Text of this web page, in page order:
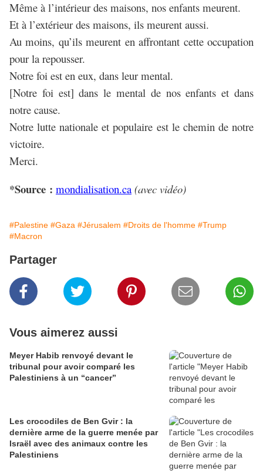
Même à l’intérieur des maisons, nos enfants meurent.
Et à l’extérieur des maisons, ils meurent aussi.
Au moins, qu’ils meurent en affrontant cette occupation
pour la repousser.
Notre foi est en eux, dans leur mental.
[Notre foi est] dans le mental de nos enfants et dans
notre cause.
Notre lutte nationale et populaire est le chemin de notre
victoire.
Merci.
*Source : mondialisation.ca (avec vidéo)
#Palestine #Gaza #Jérusalem #Droits de l'homme #Trump
#Macron
Partager
Vous aimerez aussi
Meyer Habib renvoyé devant le
tribunal pour avoir comparé les
Palestiniens à un “cancer”
Les crocodiles de Ben Gvir : la
dernière arme de la guerre menée par
Israël avec des animaux contre les
Palestiniens